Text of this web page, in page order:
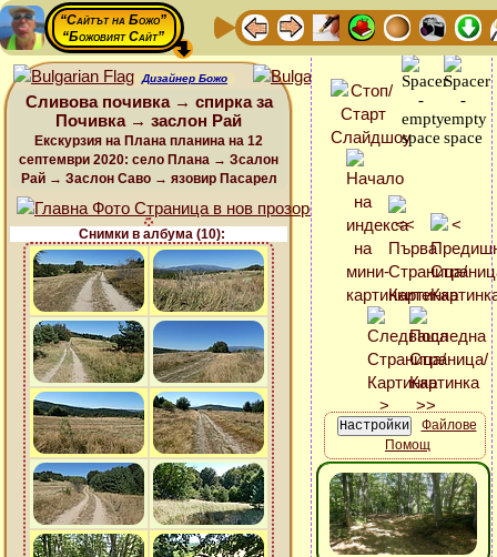
“Сайтът на Божо”
“Божовият Сайт”
Дизайнер Божо
Сливова почивка → спирка за
Почивка → заслон Рай
Екскурзия на Плана планина на 12
септември 2020: село Плана → Зсалон
Рай → Заслон Саво → язовир Пасарел
Снимки в албума (10):
Файлове
Помощ